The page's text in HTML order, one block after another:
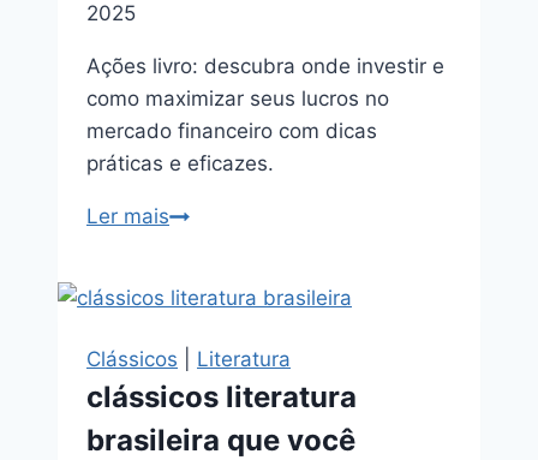
2025
Ações livro: descubra onde investir e
como maximizar seus lucros no
mercado financeiro com dicas
práticas e eficazes.
Ler maisações
os
segredos
escondidos
na
leitura
Clássicos Literatura
clássicos literatura
brasileira que você